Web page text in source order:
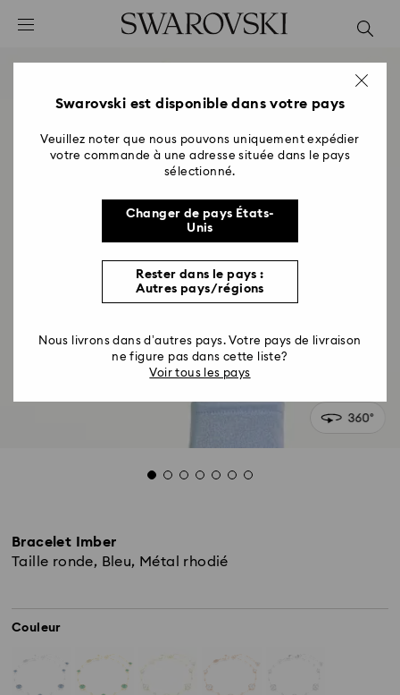
Accesskeys list
2 - Footer
Bracelet Imber
Taille ronde, Bleu, Métal rhodié
Couleur
Swarovski est disponible dans votre pays
Veuillez noter que nous pouvons uniquement expédier
votre commande à une adresse située dans le pays
sélectionné.
Changer de pays États-
Unis
Rester dans le pays :
Autres pays/régions
Nous livrons dans d’autres pays. Votre pays de livraison
ne figure pas dans cette liste?
Voir tous les pays